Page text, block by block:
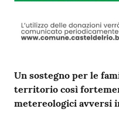
Un sostegno per le
territorio così
metereologici avversi